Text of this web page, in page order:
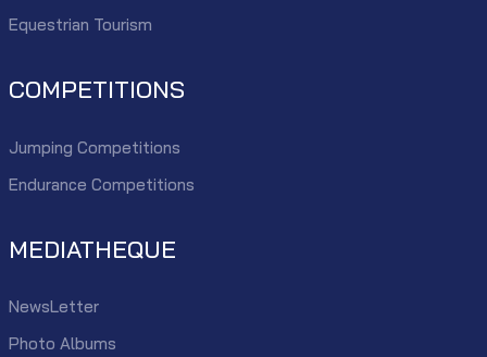
Equestrian Tourism
COMPETITIONS
Jumping Competitions
Endurance Competitions
MEDIATHEQUE
NewsLetter
Photo Albums